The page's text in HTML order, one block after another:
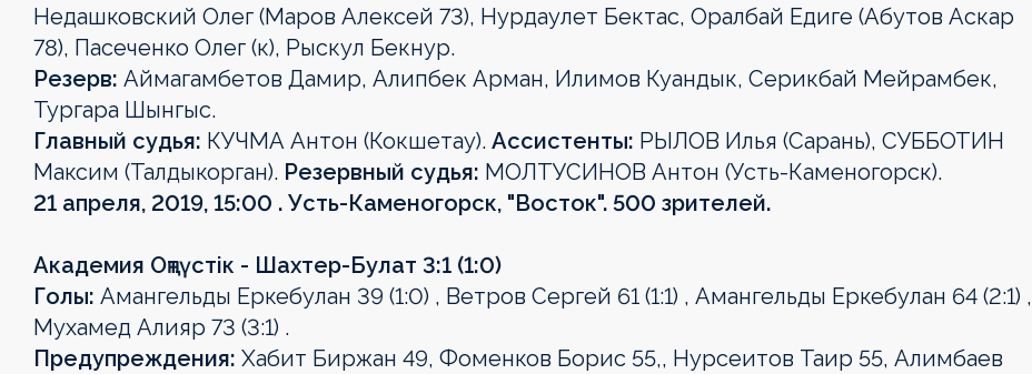
Недашковский Олег (Маров Алексей 73), Нурдаулет Бектас, Оралбай Едиге (Абутов Аскар
78), Пасеченко Олег (к), Рыскул Бекнур.
Резерв: Аймагамбетов Дамир, Алипбек Арман, Илимов Куандык, Серикбай Мейрамбек,
Тургара Шынгыс.
Главный судья: КУЧМА Антон (Кокшетау). Ассистенты: РЫЛОВ Илья (Сарань), СУББОТИН
Максим (Талдыкорган). Резервный судья: МОЛТУСИНОВ Антон (Усть-Каменогорск).
21 апреля, 2019, 15:00 . Усть-Каменогорск, "Восток". 500 зрителей.
Академия Оңтүстік - Шахтер-Булат 3:1 (1:0)
Голы: Амангельды Еркебулан 39 (1:0) , Ветров Сергей 61 (1:1) , Амангельды Еркебулан 64 (2:1) ,
Мухамед Алияр 73 (3:1) .
Предупреждения: Хабит Биржан 49, Фоменков Борис 55,, Нурсеитов Таир 55, Алимбаев